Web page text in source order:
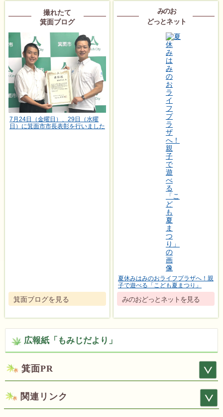
撮れたて
箕面ブログ
7月24日（金曜日）、29日（水曜
日）に箕面市市長表彰を行いました
箕面ブログを見る
みのお
どっとネット
夏休みはみのおライフプラザへ！親
子で遊べる「こども夏まつり」
みのおどっとネットを見る
広報紙「もみじだより」
箕面PR
関連リンク